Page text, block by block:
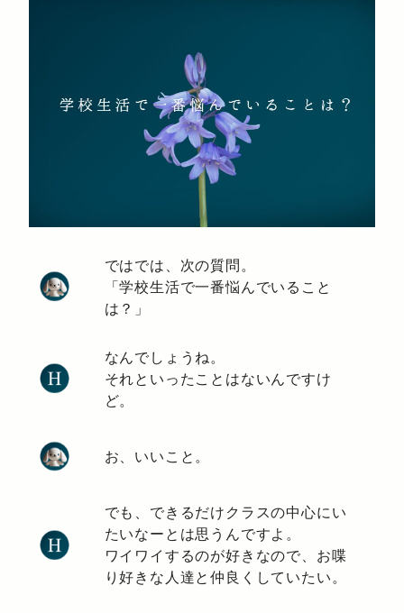
ではでは、次の質問。
「学校生活で一番悩んでいること
は？」
なんでしょうね。
それといったことはないんですけ
ど。
お、いいこと。
でも、できるだけクラスの中心にい
たいなーとは思うんですよ。
ワイワイするのが好きなので、お喋
り好きな人達と仲良くしていたい。